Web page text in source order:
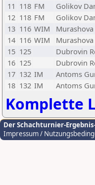
11 118 FM Golikov
12 118 FM Golikov
13 116 WIM
14 116 WIM
15 125 Dubrovin
16 125 Dubrovin
17 132 IM Antoms
18 132 IM Antoms
Komplette
Der Schachturnier-
Impressum /